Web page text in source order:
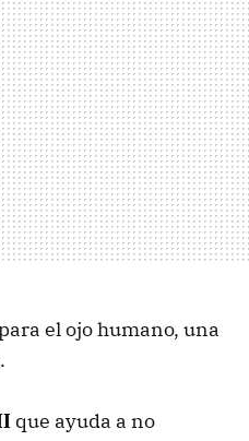
el ojo humano, una
que ayuda a no